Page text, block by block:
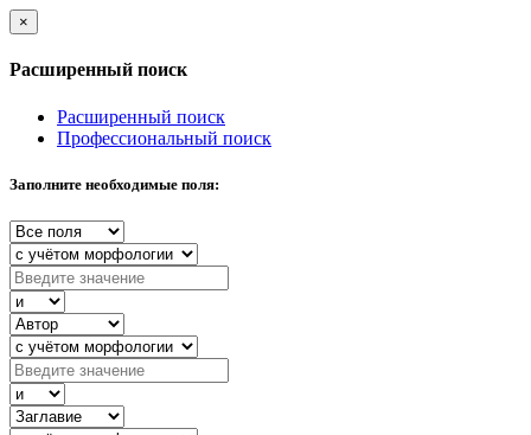
×
Расширенный поиск
Расширенный поиск
Профессиональный поиск
Заполните необходимые поля: